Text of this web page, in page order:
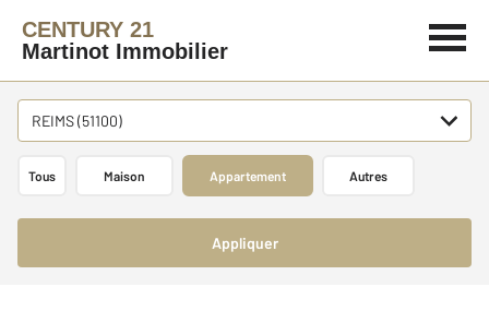
CENTURY 21
Martinot Immobilier
REIMS (51100)
Tous Maison Appartement Autres
Appliquer